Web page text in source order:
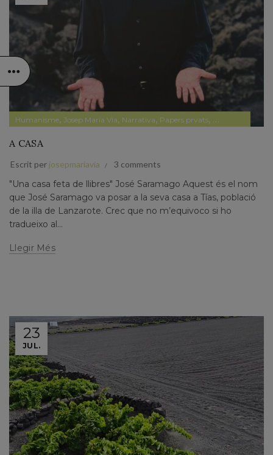
Humanisme, Josep Maria Via, Narrativa, Papers prvats, Pensament
A CASA
Escrit per josepmariavia 3 comments
"Una casa feta de llibres" José Saramago Aquest és el nom
que José Saramago va posar a la seva casa a Tías, població
de la illa de Lanzarote. Crec que no m’equivoco si ho
tradueixo al...
Llegir Més
23
JUL.